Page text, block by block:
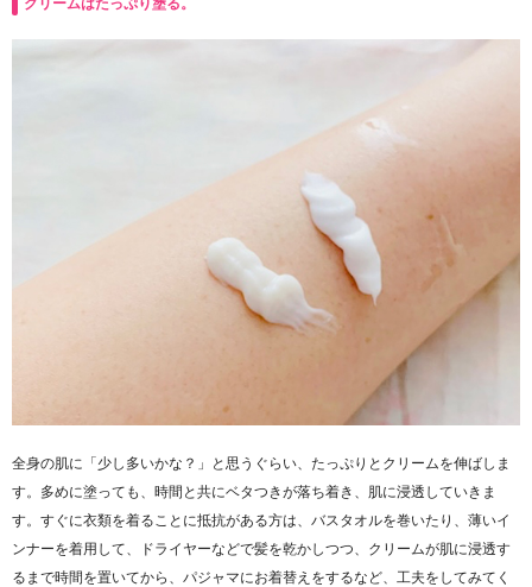
全身の肌に「少し多いかな？」と思うぐらい、たっぷりとクリームを伸ばしま
す。多めに塗っても、時間と共にベタつきが落ち着き、肌に浸透していきま
す。すぐに衣類を着ることに抵抗がある方は、バスタオルを巻いたり、薄いイ
ンナーを着用して、ドライヤーなどで髪を乾かしつつ、クリームが肌に浸透す
るまで時間を置いてから、パジャマにお着替えをするなど、工夫をしてみてく